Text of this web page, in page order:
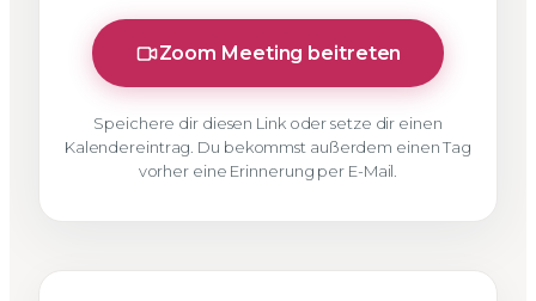
Zoom Meeting beitreten
Speichere dir diesen Link oder setze dir einen
Kalendereintrag. Du bekommst außerdem einen Tag
vorher eine Erinnerung per E-Mail.